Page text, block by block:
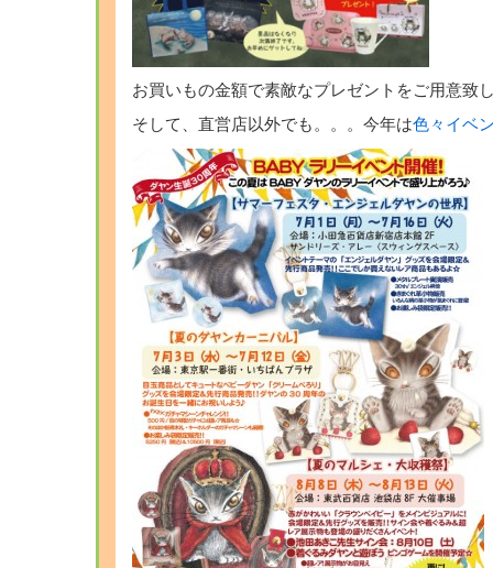
お買いもの金額で素敵なプレゼントをご用意致
そして、直営店以外でも。。。今年は色々イベ